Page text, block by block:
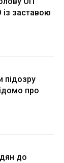
із заставою
підозру
про
до